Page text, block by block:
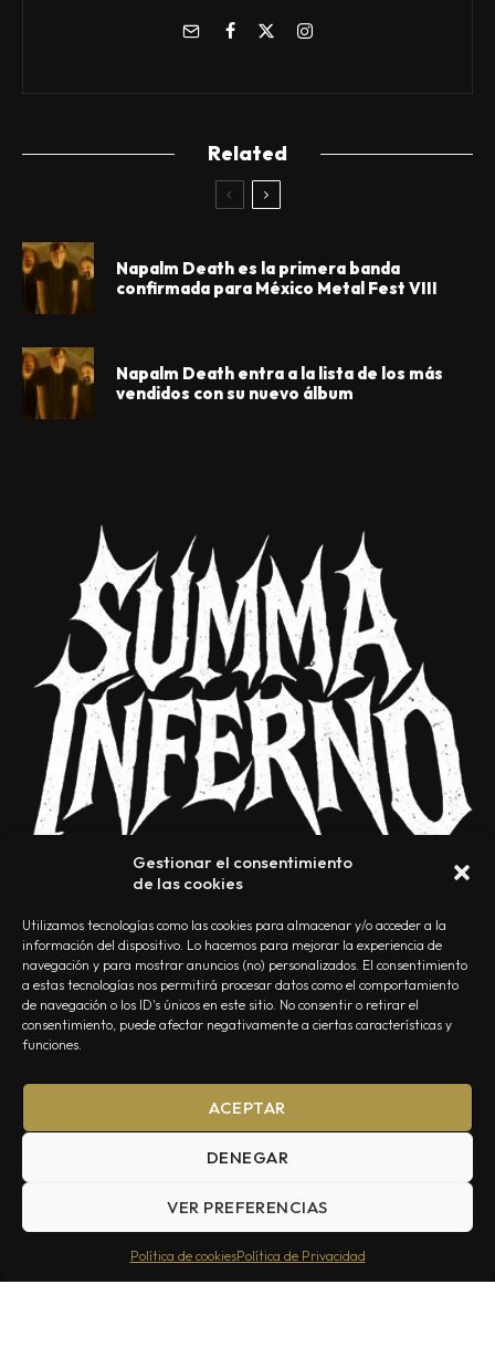
Gestionar el consentimiento
de las cookies
Utilizamos tecnologías como las cookies para almacenar y/o acceder a la
información del dispositivo. Lo hacemos para mejorar la experiencia de
navegación y para mostrar anuncios (no) personalizados. El consentimiento
a estas tecnologías nos permitirá procesar datos como el comportamiento
de navegación o los ID's únicos en este sitio. No consentir o retirar el
consentimiento, puede afectar negativamente a ciertas características y
funciones.
ACEPTAR
DENEGAR
VER PREFERENCIAS
Política de cookiesPolítica de Privacidad
Related
Napalm Death es la primera banda
confirmada para México Metal Fest VIII
Napalm Death entra a la lista de los más
vendidos con su nuevo álbum
NOSOTROS CONTACTO EDITORIAL POLÍTICA DE PRIVACIDAD
Summa Inferno — Todos los Derechos Reservados © 2026